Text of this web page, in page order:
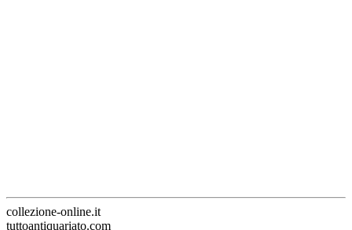
collezione-online.it
tuttoantiquariato.com